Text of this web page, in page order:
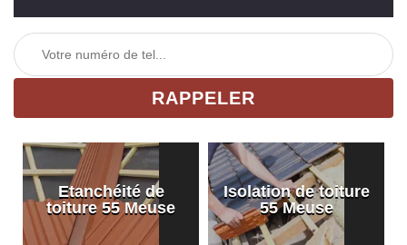
Etanchéité de
toiture 55 Meuse
Isolation de toiture
55 Meuse